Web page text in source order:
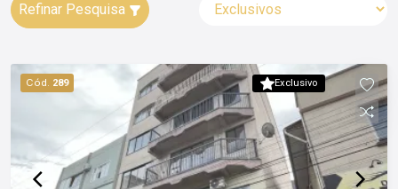
Refinar Pesquisa
Exclusivo
Cód. 289